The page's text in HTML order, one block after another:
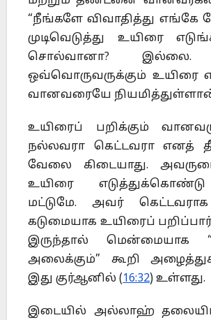
“நீங்களே விவாதித்து எங்கே
முடிவெடுத்து உயிரை
சொல்வானா?
ஒவ்வொருவருக்கும் உயிரை
வானவரையே
உயிரைப் பறிக்கும்
நல்லவரா கெட்டவரா எனத்
வேலை கிடையாது.
உயிரை
மட்டுமே. அவர்
கடுமையாக உயிரைப்
இருந்தால் மென்மையாக
அலைக்கும்” கூறி
இது குர்ஆனில் (16:32) உள்ளது.
இடையில் அல்லாஹ்